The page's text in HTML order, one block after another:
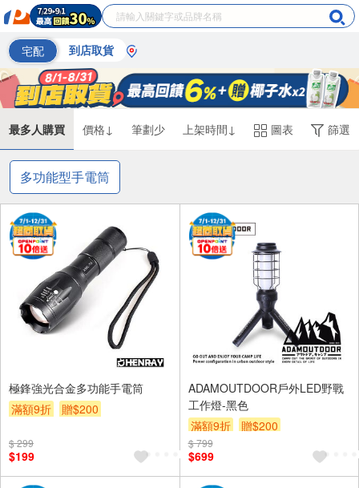
宅配 到店取貨
最多人購買 價格↓ 筆劃少 上架時間↓ 圖表 篩選
多功能型手電筒
極鋒強光合金多功能手電筒
滿額9折
贈$200
$ 299
$199
ADAMOUTDOOR戶外LED野戰
工作燈-黑色
滿額9折
贈$200
$ 799
$699